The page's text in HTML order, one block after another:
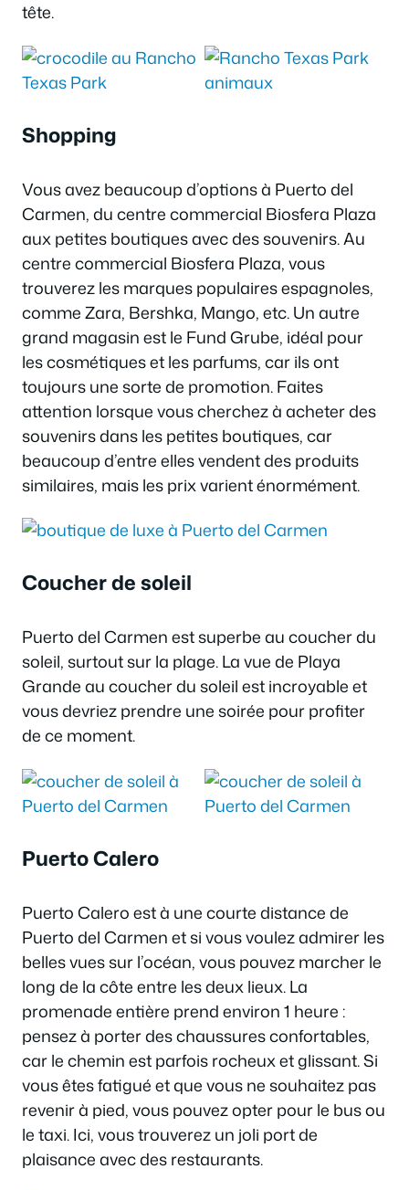
tête.
Shopping
Vous avez beaucoup d’options à Puerto del
Carmen, du centre commercial Biosfera Plaza
aux petites boutiques avec des souvenirs. Au
centre commercial Biosfera Plaza, vous
trouverez les marques populaires espagnoles,
comme Zara, Bershka, Mango, etc. Un autre
grand magasin est le Fund Grube, idéal pour
les cosmétiques et les parfums, car ils ont
toujours une sorte de promotion. Faites
attention lorsque vous cherchez à acheter des
souvenirs dans les petites boutiques, car
beaucoup d’entre elles vendent des produits
similaires, mais les prix varient énormément.
Coucher de soleil
Puerto del Carmen est superbe au coucher du
soleil, surtout sur la plage. La vue de Playa
Grande au coucher du soleil est incroyable et
vous devriez prendre une soirée pour profiter
de ce moment.
Puerto Calero
Puerto Calero est à une courte distance de
Puerto del Carmen et si vous voulez admirer les
belles vues sur l’océan, vous pouvez marcher le
long de la côte entre les deux lieux. La
promenade entière prend environ 1 heure :
pensez à porter des chaussures confortables,
car le chemin est parfois rocheux et glissant. Si
vous êtes fatigué et que vous ne souhaitez pas
revenir à pied, vous pouvez opter pour le bus ou
le taxi. Ici, vous trouverez un joli port de
plaisance avec des restaurants.